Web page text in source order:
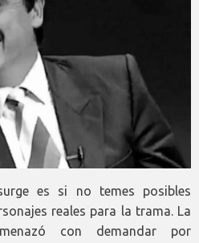
es si no temes posibles
reales para la trama. La
con demandar por